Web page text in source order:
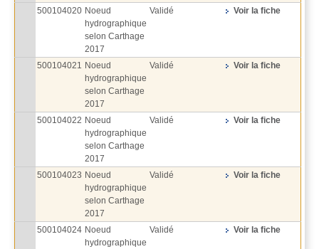
500104020 Noeud
hydrographique
selon Carthage
2017
Validé Voir la fiche
500104021 Noeud
hydrographique
selon Carthage
2017
Validé Voir la fiche
500104022 Noeud
hydrographique
selon Carthage
2017
Validé Voir la fiche
500104023 Noeud
hydrographique
selon Carthage
2017
Validé Voir la fiche
500104024 Noeud
hydrographique
Validé Voir la fiche